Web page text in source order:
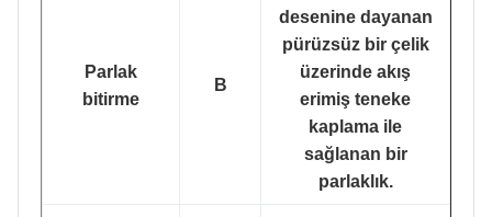
Parlak
bitirme
B
desenine dayanan
pürüzsüz bir çelik
üzerinde akış
erimiş teneke
kaplama ile
sağlanan bir
parlaklık.